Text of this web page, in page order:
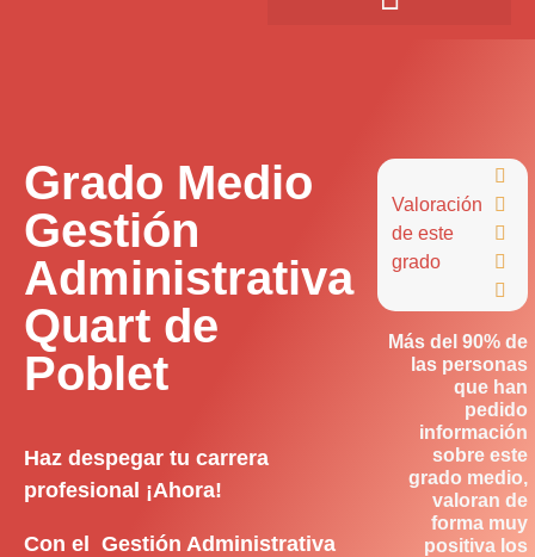
Grado Medio
Gestión
Administrativa
Quart de
Poblet
Haz despegar tu carrera
profesional ¡Ahora!
Con el Gestión Administrativa
Valoración
de este
grado





Más del 90% de
las personas
que han
pedido
información
sobre este
grado medio,
valoran de
forma muy
positiva los